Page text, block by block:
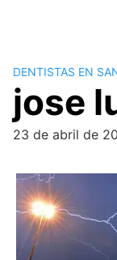
DENTISTAS EN
jose
23 de abril de